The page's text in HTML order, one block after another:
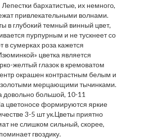
бархатистые, их немного,
привлекательными волнами.
в глубокий темный винный цвет,
пурпурным и не тускнеет со
в сумерках роза кажется
цветка является
желтый глазок в кремоватом
окрашен контрастным белым и
золотыми мерцающими тычинками.
довольно большой, 10-11
цветоносе формируются яркие
3-5 шт ук.Цветы приятно
не слишком сильный, скорее,
гвоздику.